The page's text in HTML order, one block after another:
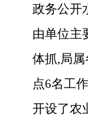
政务公开
由单位主
体抓,局
点6名工
开设了农